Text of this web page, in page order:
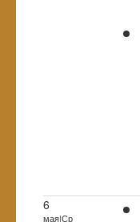
6
мая|Ср